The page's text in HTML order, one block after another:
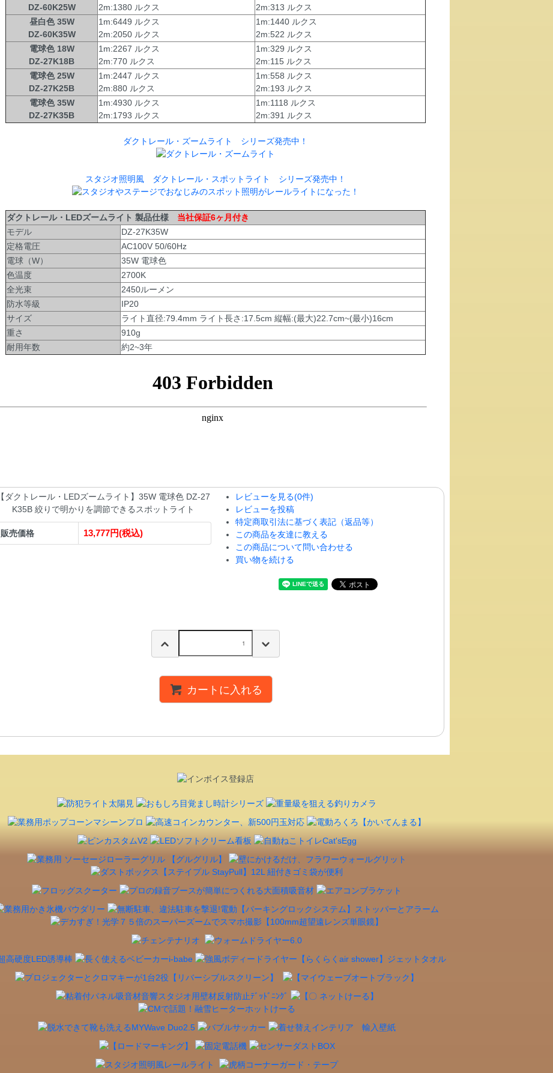
DZ-60K25W
2m:1380 ルクス
2m:313 ルクス
昼白色 35W
DZ-60K35W
1m:6449 ルクス
2m:2050 ルクス
1m:1440 ルクス
2m:522 ルクス
電球色 18W
DZ-27K18B
1m:2267 ルクス
2m:770 ルクス
1m:329 ルクス
2m:115 ルクス
電球色 25W
DZ-27K25B
1m:2447 ルクス
2m:880 ルクス
1m:558 ルクス
2m:193 ルクス
電球色 35W
DZ-27K35B
1m:4930 ルクス
2m:1793 ルクス
1m:1118 ルクス
2m:391 ルクス
ダクトレール・ズームライト シリーズ発売中！
スタジオ照明風 ダクトレール・スポットライト シリーズ発売中！
ダクトレール・LEDズームライト 製品仕様 当社保証6ヶ月付き
モデル
DZ-27K35W
定格電圧
AC100V 50/60Hz
電球（W）
35W 電球色
色温度
2700K
全光束
2450ルーメン
防水等級
IP20
サイズ
ライト直径:79.4mm ライト長さ:17.5cm 縦幅:(最大)22.7cm~(最小)16cm
重さ
910g
耐用年数
約2~3年
【ダクトレール・LEDズームライト】35W 電球色 DZ-27
K35B 絞りで明かりを調節できるスポットライト
販売価格 13,777円(税込)
レビューを見る(0件)
レビューを投稿
特定商取引法に基づく表記（返品等）
この商品を友達に教える
この商品について問い合わせる
買い物を続ける
カートに入れる